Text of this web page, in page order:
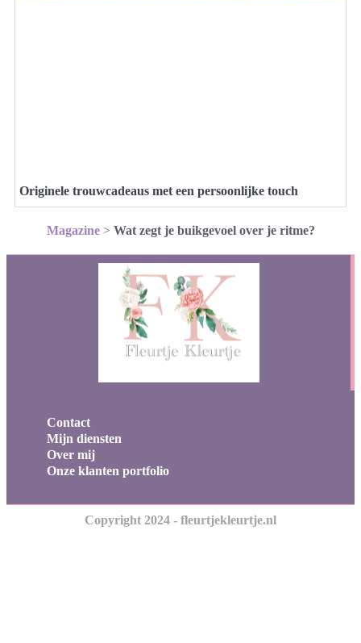
Originele trouwcadeaus met een persoonlijke touch
Magazine> Wat zegt je buikgevoel over je ritme?
Contact
Mijn diensten
Over mij
Onze klanten portfolio
Copyright 2024 - fleurtjekleurtje.nl